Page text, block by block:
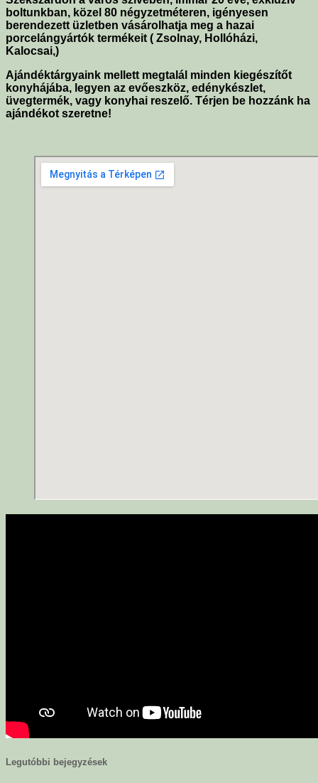
boltunkban, közel 80 négyzetméteren, igényesen
berendezett üzletben vásárolhatja meg a hazai
porcelángyártók termékeit ( Zsolnay, Hollóházi,
Kalocsai,)
Ajándéktárgyaink mellett megtalál minden kiegészítőt
konyhájába, legyen az evőeszköz, edénykészlet,
üvegtermék, vagy konyhai reszelő. Térjen be hozzánk ha
ajándékot szeretne!
Legutóbbi bejegyzések